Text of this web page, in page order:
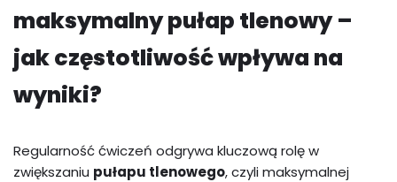
maksymalny pułap tlenowy –
jak częstotliwość wpływa na
wyniki?
Regularność ćwiczeń odgrywa kluczową rolę w
zwiększaniu pułapu tlenowego, czyli maksymalnej